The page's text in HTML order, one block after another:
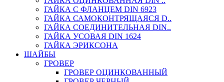
ГАЙКА С ФЛАНЦЕМ DIN 6923
ГАЙКА САМОКОНТРЯЩАЯСЯ D..
ГАЙКА СОЕДИНИТЕЛЬНАЯ DIN..
ГАЙКА УСОВАЯ DIN 1624
ГАЙКА ЭРИКСОНА
ШАЙБЫ
ГРОВЕР
ГРОВЕР ОЦИНКОВАННЫЙ